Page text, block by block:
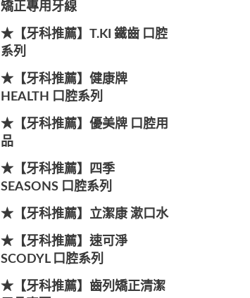
矯正專用牙線
★【牙科推薦】T.KI 鐵齒 口腔
系列
★【牙科推薦】健康牌
HEALTH 口腔系列
★【牙科推薦】優美牌 口腔用
品
★【牙科推薦】四季
SEASONS 口腔系列
★【牙科推薦】立潔康 漱口水
★【牙科推薦】速可淨
SCODYL 口腔系列
★【牙科推薦】齒列矯正清潔